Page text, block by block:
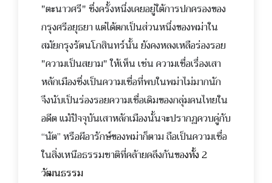
"ตะนาวศรี" ซึ่งครั้งหนึ่งเคยอยู่ใต้การปกครองของ
กรุงศรีอยุธยา แต่ได้ตกเป็นส่วนหนึ่งของพม่าใน
สมัยกรุงรัตนโกสินทร์นั้น ยังคงหลงเหลือร่องรอย
"ความเป็นสยาม" ให้เห็น เช่น ความเชื่อเรื่องเสา
หลักเมืองซึ่งเป็นความเชื่อที่พบในพม่าไม่มากนัก
จึงนับเป็นร่องรอยความเชื่อเดิมของกลุ่มคนไทยใน
อดีต แม้ปัจจุบันเสาหลักเมืองนั้นจะปรากฏควบคู่กับ
“นัต” หรือผีอารักษ์ของพม่าก็ตาม ถือเป็นความเชื่อ
ในสิ่งเหนือธรรมชาติที่คล้ายคลึงกันของทั้ง 2
วัฒนธรรม